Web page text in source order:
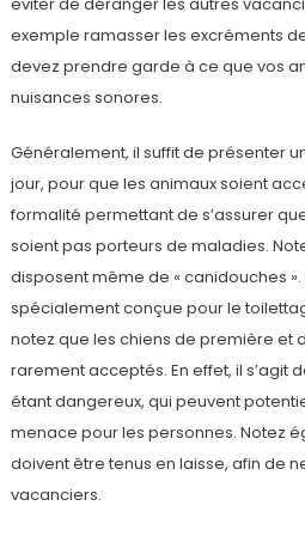
exemple ramasser les excréments
devez prendre garde à ce que vos
nuisances sonores.
Généralement, il suffit de présenter
jour, pour que les animaux soient
formalité permettant de s’assurer
soient pas porteurs de maladies.
disposent même de « canidouches ».
spécialement conçue pour le
notez que les chiens de première et
rarement acceptés. En effet, il s’agit
étant dangereux, qui peuvent
menace pour les personnes. Notez
doivent être tenus en laisse, afin de
vacanciers.